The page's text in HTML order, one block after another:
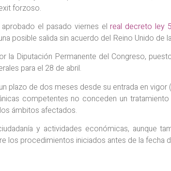
forzoso.
el pasado viernes elreal decreto ley
posible salida sin acuerdo del Reino Unido de
la Diputación Permanente del Congreso,
para el 28 de abril.
plazo de dos meses desde su entrada en vigor
competentes no conceden un
ámbitos afectados.
y actividades económicas, aunque
los procedimientos iniciados antes de la fecha